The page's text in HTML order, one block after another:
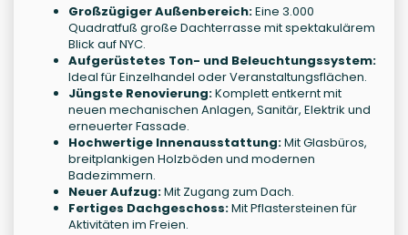
Großzügiger Außenbereich:Eine 3.000
Quadratfuß große Dachterrasse mit spektakulärem
Blick auf NYC.
Aufgerüstetes Ton- und Beleuchtungssystem:
Ideal für Einzelhandel oder Veranstaltungsflächen.
Jüngste Renovierung:Komplett entkernt mit
neuen mechanischen Anlagen, Sanitär, Elektrik und
erneuerter Fassade.
Hochwertige Innenausstattung:Mit Glasbüros,
breitplankigen Holzböden und modernen
Badezimmern.
Neuer Aufzug:Mit Zugang zum Dach.
Fertiges Dachgeschoss:Mit Pflastersteinen für
Aktivitäten im Freien.